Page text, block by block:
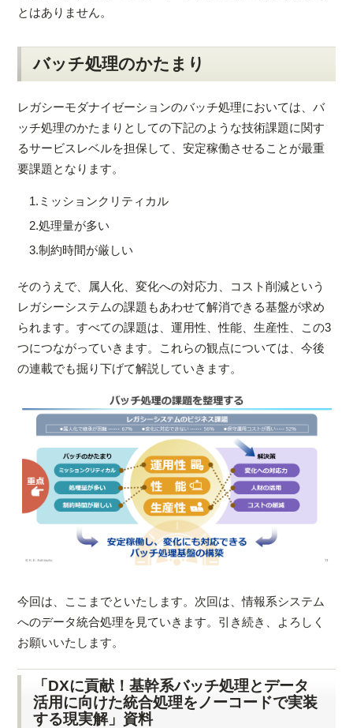
とはありません。
バッチ処理のかたまり
レガシーモダナイゼーションのバッチ処理においては、バ
ッチ処理のかたまりとしての下記のような技術課題に関す
るサービスレベルを担保して、安定稼働させることが最重
要課題となります。
1. ミッションクリティカル
2.処理量が多い
3.制約時間が厳しい
そのうえで、属人化、変化への対応力、コスト削減という
レガシーシステムの課題もあわせて解消できる基盤が求め
られます。すべての課題は、運用性、性能、生産性、この3
つにつながっていきます。これらの観点については、今後
の連載でも掘り下げて解説していきます。
今回は、ここまでといたします。次回は、情報系システム
へのデータ統合処理を見ていきます。引き続き、よろしく
お願いいたします。
「DXに貢献！基幹系バッチ処理とデータ
活用に向けた統合処理をノーコードで実装
する現実解」資料